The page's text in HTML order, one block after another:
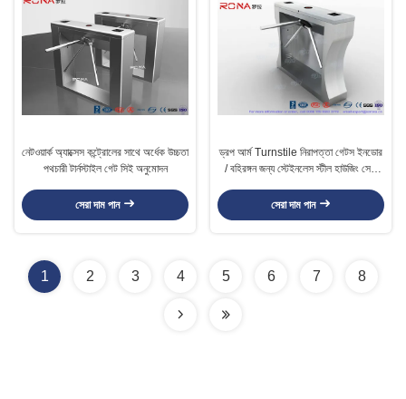
নেটওয়ার্ক অ্যাক্সেস কন্ট্রোলের সাথে অর্ধেক উচ্চতা
পথচারী টার্নস্টাইল গেট সিই অনুমোদন
সেরা দাম পান
ড্রপ আর্ম Turnstile নিরাপত্তা গেটস ইনডোর
/ বহিরঙ্গন জন্য স্টেইনলেস স্টীল হাউজিং সেতু
সেরা দাম পান
1 2 3 4 5 6 7 8